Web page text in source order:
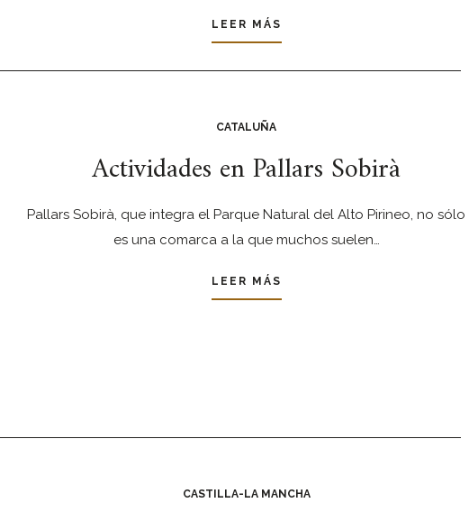
LEER MÁS
CATALUÑA
Actividades en Pallars Sobirà
Pallars Sobirà, que integra el Parque Natural del Alto Pirineo, no sólo
es una comarca a la que muchos suelen…
LEER MÁS
CASTILLA-LA MANCHA